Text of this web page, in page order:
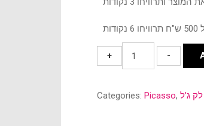
+
גוון
121
-
Categories: Picasso, לק ג'ל